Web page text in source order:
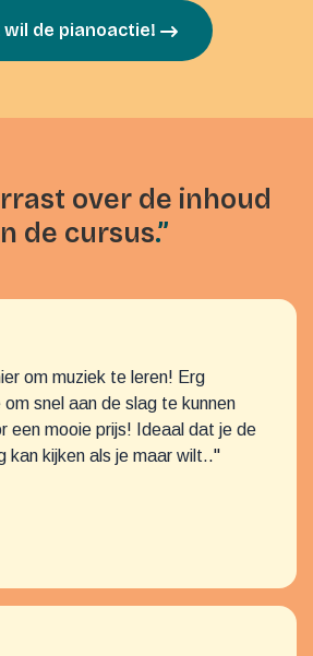
wil de pianoactie!
over de inhoud
de cursus.”
om muziek te leren! Erg
snel aan de slag te kunnen
een mooie prijs! Ideaal dat je de
kan kijken als je maar wilt.."